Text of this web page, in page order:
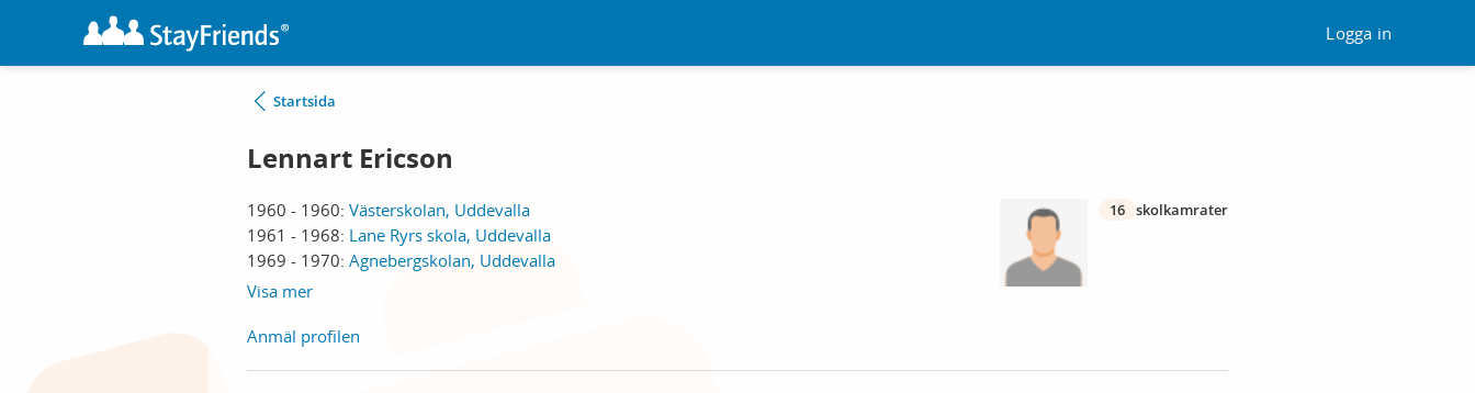
Logga in
Startsida
Lennart Ericson
1960 - 1960: Västerskolan, Uddevalla
1961 - 1968: Lane Ryrs skola, Uddevalla
1969 - 1970: Agnebergskolan, Uddevalla
Visa mer
16 skolkamrater
Anmäl profilen